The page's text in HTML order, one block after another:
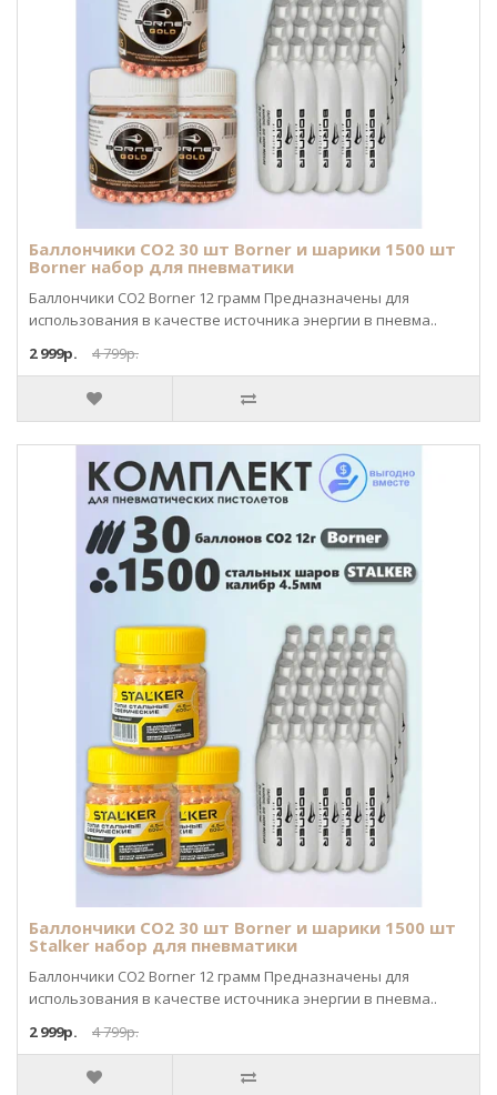
Баллончики CO2 30 шт Borner и шарики 1500 шт
Borner набор для пневматики
Баллончики CO2 Borner 12 грамм Предназначены для
использования в качестве источника энергии в пневма..
2 999р.
4 799р.
Баллончики CO2 30 шт Borner и шарики 1500 шт
Stalker набор для пневматики
Баллончики CO2 Borner 12 грамм Предназначены для
использования в качестве источника энергии в пневма..
2 999р.
4 799р.